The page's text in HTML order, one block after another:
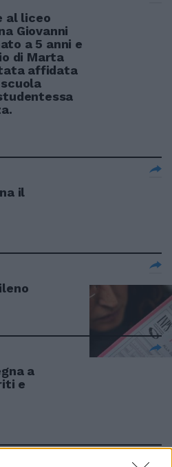
al liceo
Giovanni
a 5 anni e
di Marta
affidata
il
a
e